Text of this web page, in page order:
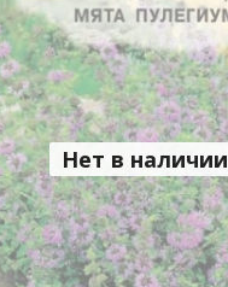
Нет в наличии